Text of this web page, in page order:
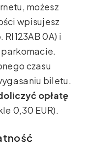
możesz
wpisujesz
RI123AB 0A) i
parkomacie.
czasu
biletu.
opłatę
0,30 EUR).